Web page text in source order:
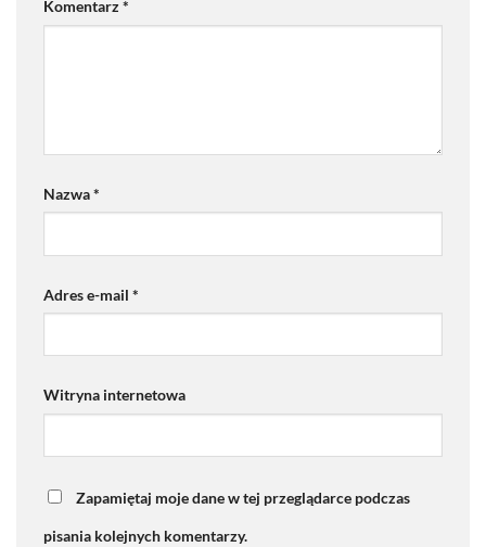
Komentarz*
Nazwa*
Adres e-mail *
Witryna internetowa
Zapamiętaj moje dane w tej przeglądarce podczas
pisania kolejnych komentarzy.